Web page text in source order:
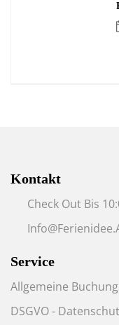
Kontakt
Check Out Bis
Service
Allgemeine
DSGVO -